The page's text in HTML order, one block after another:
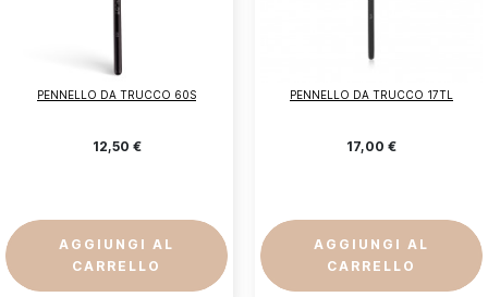
PENNELLO DA TRUCCO 60S
12,50 €
AGGIUNGI AL
CARRELLO
PENNELLO DA TRUCCO 17TL
17,00 €
AGGIUNGI AL
CARRELLO